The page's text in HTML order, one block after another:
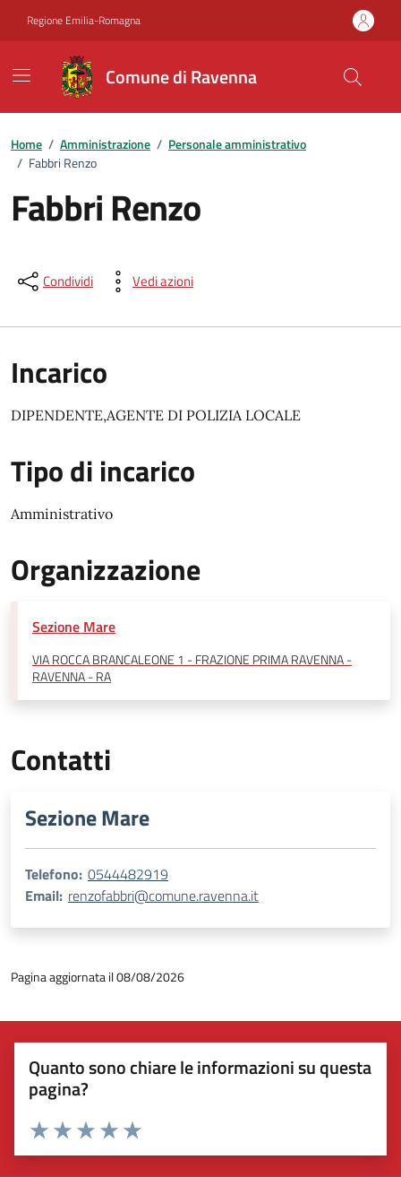
Regione Emilia-Romagna
Comune di Ravenna
Home / Amministrazione / Personale amministrativo
/ Fabbri Renzo
Fabbri Renzo
Condividi Vedi azioni
Incarico
DIPENDENTE,AGENTE DI POLIZIA LOCALE
Tipo di incarico
Amministrativo
Organizzazione
Sezione Mare
VIA ROCCA BRANCALEONE 1 - FRAZIONE PRIMA RAVENNA -
RAVENNA - RA
Contatti
Sezione Mare
Telefono: 0544482919
Email: renzofabbri@comune.ravenna.it
Pagina aggiornata il 08/08/2026
Quanto sono chiare le informazioni su questa
pagina?
Valuta 5 stelle su 5
Valuta 4 stelle su 5
Valuta 3 stelle su 5
Valuta 2 stelle su 5
Valuta 1 stelle su 5